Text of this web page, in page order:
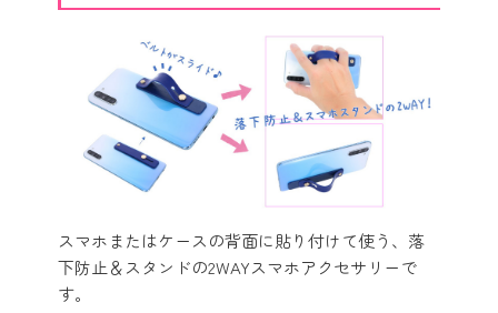
スマホまたはケースの背面に貼り付けて使う、落
下防止＆スタンドの2WAYスマホアクセサリーで
す。